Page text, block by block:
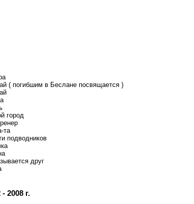
( погибшим в Беслане посвящается )
город
та
подводников
друг
2008 г.